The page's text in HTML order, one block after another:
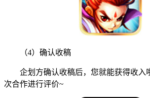
（4）确认收稿
企划方确认收稿后，您就能获得收入
次合作进行评价~